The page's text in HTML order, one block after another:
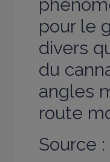
pour le
divers
du
angles
route
Source